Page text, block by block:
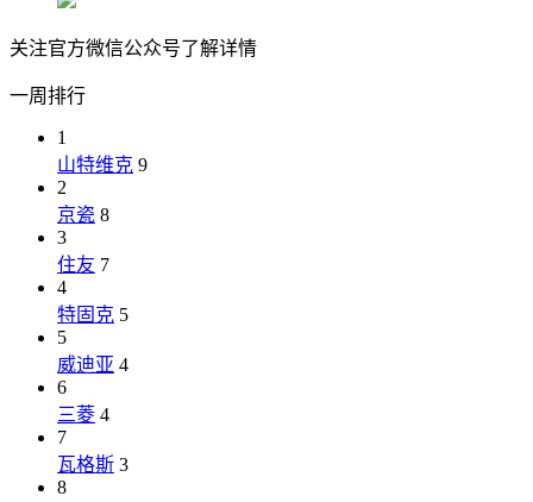
关注官方微信公众号了解详情
一周排行
1
山特维克 9
2
京瓷 8
3
住友 7
4
特固克 5
5
威迪亚 4
6
三菱 4
7
瓦格斯 3
8